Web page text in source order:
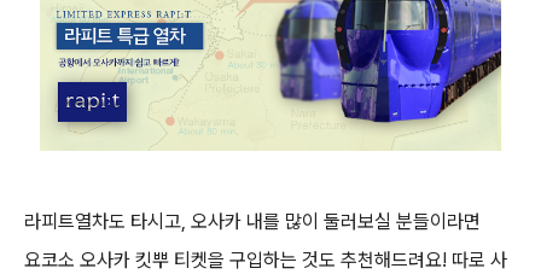
라피트열차도 타시고, 오사카 내를 많이 둘러보실 분들이라면
요코소 오사카 킷뿌 티켓을 구입하는 것도 추천해드려요! 따로 사